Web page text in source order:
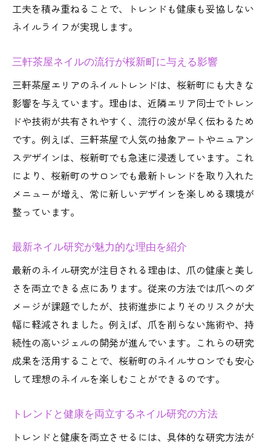
工夫を積み重ねることで、トレンドも健康も妥協しない
ネイルライフが実現します。
三軒茶屋ネイルの流行が桜新町に与える影響
三軒茶屋エリアのネイルトレンドは、桜新町にも大きな
影響を与えています。理由は、近隣エリア同士でトレン
ドや技術が共有されやすく、流行の波が早く伝わるため
です。例えば、三軒茶屋で人気の抽象アートやニュアン
スデザインは、桜新町でも急速に浸透しています。これ
により、桜新町のサロンでも最新トレンドを取り入れた
メニューが増え、常に新しいデザインを楽しめる環境が
整っています。
最新ネイル研究が魅力的な理由を紹介
最新のネイル研究が注目される理由は、爪の健康と美し
さを両立できる点にあります。従来の方法では爪へのダ
メージが課題でしたが、技術進歩によりそのリスクが大
幅に軽減されました。例えば、爪を削らない施術や、持
続性の高いジェルの開発が進んでいます。これらの研究
成果を活用することで、桜新町のネイルサロンでも安心
して理想のネイルを楽しむことができるのです。
トレンドと健康を両立するネイル研究の方法
トレンドと健康を両立させるには、具体的な研究方法が